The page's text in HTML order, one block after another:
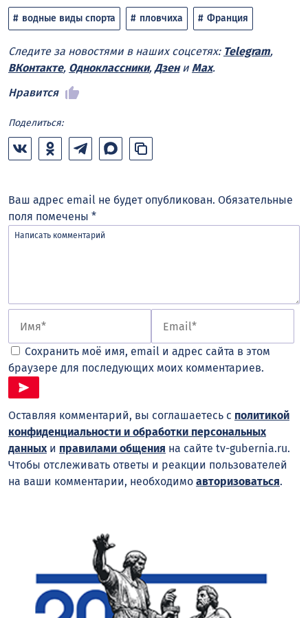
водные виды спорта пловчиха Франция
Следите за новостями в наших соцсетях: Telegram,
ВКонтакте, Одноклассники, Дзени Max.
Нравится
Поделиться:
Ваш адрес email не будет опубликован. Обязательные
поля помечены *
Сохранить моё имя, email и адрес сайта в этом
браузере для последующих моих комментариев.
Оставляя комментарий, вы соглашаетесь с политикой
конфиденциальности и обработки персональных
данныхи правилами общения на сайте tv-gubernia.ru.
Чтобы отслеживать ответы и реакции пользователей
на ваши комментарии, необходимо авторизоваться.